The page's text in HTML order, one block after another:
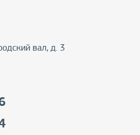
вал, д. 3